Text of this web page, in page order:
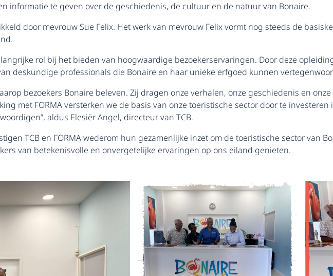
informatie te geven over de geschiedenis, de cultuur en de natuur van Bonaire.
door mevrouw Sue Felix. Het werk van mevrouw Felix vormt nog steeds de
rol bij het bieden van hoogwaardige bezoekerservaringen. Door deze
deskundige professionals die Bonaire en haar unieke erfgoed kunnen
bezoekers Bonaire beleven. Zij dragen onze verhalen, onze geschiedenis en
met FORMA versterken we de basis van onze toeristische sector door te
aldus Elesiër Angel, directeur van TCB.
TCB en FORMA wederom hun gezamenlijke inzet om de toeristische sector van
van betekenisvolle en onvergetelijke ervaringen op ons eiland genieten.